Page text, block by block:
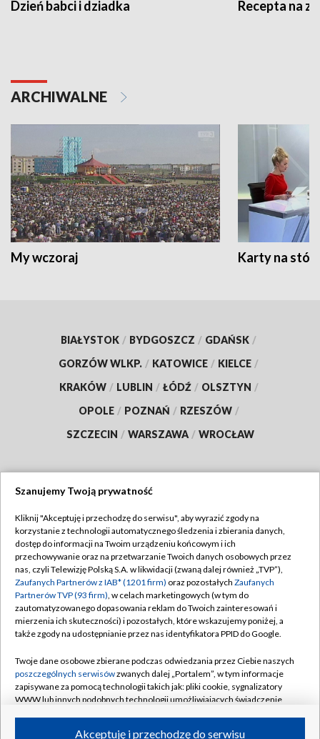
Dzień babci i dziadka Recepta na
ARCHIWALNE
My wczoraj Karty na
BIAŁYSTOK / BYDGOSZCZ / GDAŃSK /
GORZÓW WLKP. / KATOWICE / KIELCE /
KRAKÓW / LUBLIN / ŁÓDŹ / OLSZTYN /
OPOLE / POZNAŃ / RZESZÓW /
SZCZECIN / WARSZAWA / WROCŁAW
TVP
Abonament TVP
Emisja w TVP
Centrum informacji TVP
Naziemna Telewizja Cyfrowa
Rada Programowa
System NOS
Informacje o nadawcy
Regulamin TVP
Polityka prywatności
Moje zgody
Pomoc
Kontakt
Kanały
Szanujemy Twoją prywatność
Kliknij "Akceptuję i przechodzę do serwisu", aby wyrazić zgody na
korzystanie z technologii automatycznego śledzenia i zbierania danych,
dostęp do informacji na Twoim urządzeniu końcowym i ich
przechowywanie oraz na przetwarzanie Twoich danych osobowych przez
nas, czyli Telewizję Polską S.A. w likwidacji (zwaną dalej również „TVP”),
Zaufanych Partnerów z IAB* (1201 firm) oraz pozostałych Zaufanych
Partnerów TVP (93 firm), w celach marketingowych (w tym do
zautomatyzowanego dopasowania reklam do Twoich zainteresowań i
mierzenia ich skuteczności) i pozostałych, które wskazujemy poniżej, a
także zgody na udostępnianie przez nas identyfikatora PPID do Google.
Twoje dane osobowe zbierane podczas odwiedzania przez Ciebie naszych
poszczególnych serwisówzwanych dalej „Portalem”, w tym informacje
zapisywane za pomocą technologii takich jak: pliki cookie, sygnalizatory
WWW lub innych podobnych technologii umożliwiających świadczenie
Akceptuję i przechodzę do serwisu